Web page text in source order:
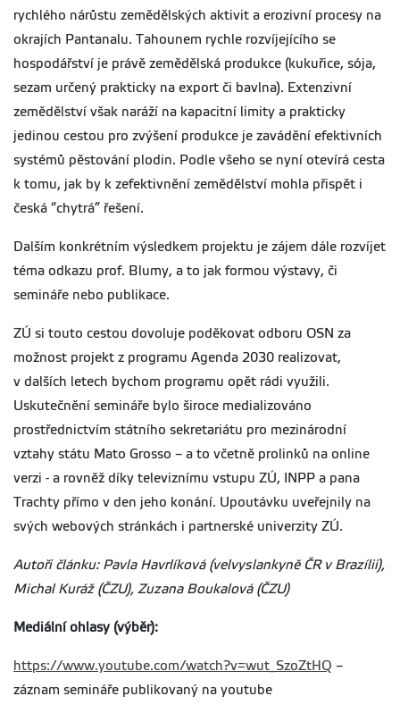
rychlého nárůstu zemědělských aktivit a erozivní procesy na
okrajích Pantanalu. Tahounem rychle rozvíjejícího se
hospodářství je právě zemědělská produkce (kukuřice, sója,
sezam určený prakticky na export či bavlna). Extenzivní
zemědělství však naráží na kapacitní limity a prakticky
jedinou cestou pro zvýšení produkce je zavádění efektivních
systémů pěstování plodin. Podle všeho se nyní otevírá cesta
k tomu, jak by k zefektivnění zemědělství mohla přispět i
česká “chytrá” řešení.
Dalším konkrétním výsledkem projektu je zájem dále rozvíjet
téma odkazu prof. Blumy, a to jak formou výstavy, či
semináře nebo publikace.
ZÚ si touto cestou dovoluje poděkovat odboru OSN za
možnost projekt z programu Agenda 2030 realizovat,
v dalších letech bychom programu opět rádi využili.
Uskutečnění semináře bylo široce medializováno
prostřednictvím státního sekretariátu pro mezinárodní
vztahy státu Mato Grosso – a to včetně prolinků na online
verzi - a rovněž díky televiznímu vstupu ZÚ, INPP a pana
Trachty přímo v den jeho konání. Upoutávku uveřejnily na
svých webových stránkách i partnerské univerzity ZÚ.
Autoři článku: Pavla Havrlíková (velvyslankyně ČR v Brazílii),
Michal Kuráž (ČZU), Zuzana Boukalová (ČZU)
Mediální ohlasy (výběr):
https://www.youtube.com/watch?v=wut_SzoZtHQ –
záznam semináře publikovaný na youtube